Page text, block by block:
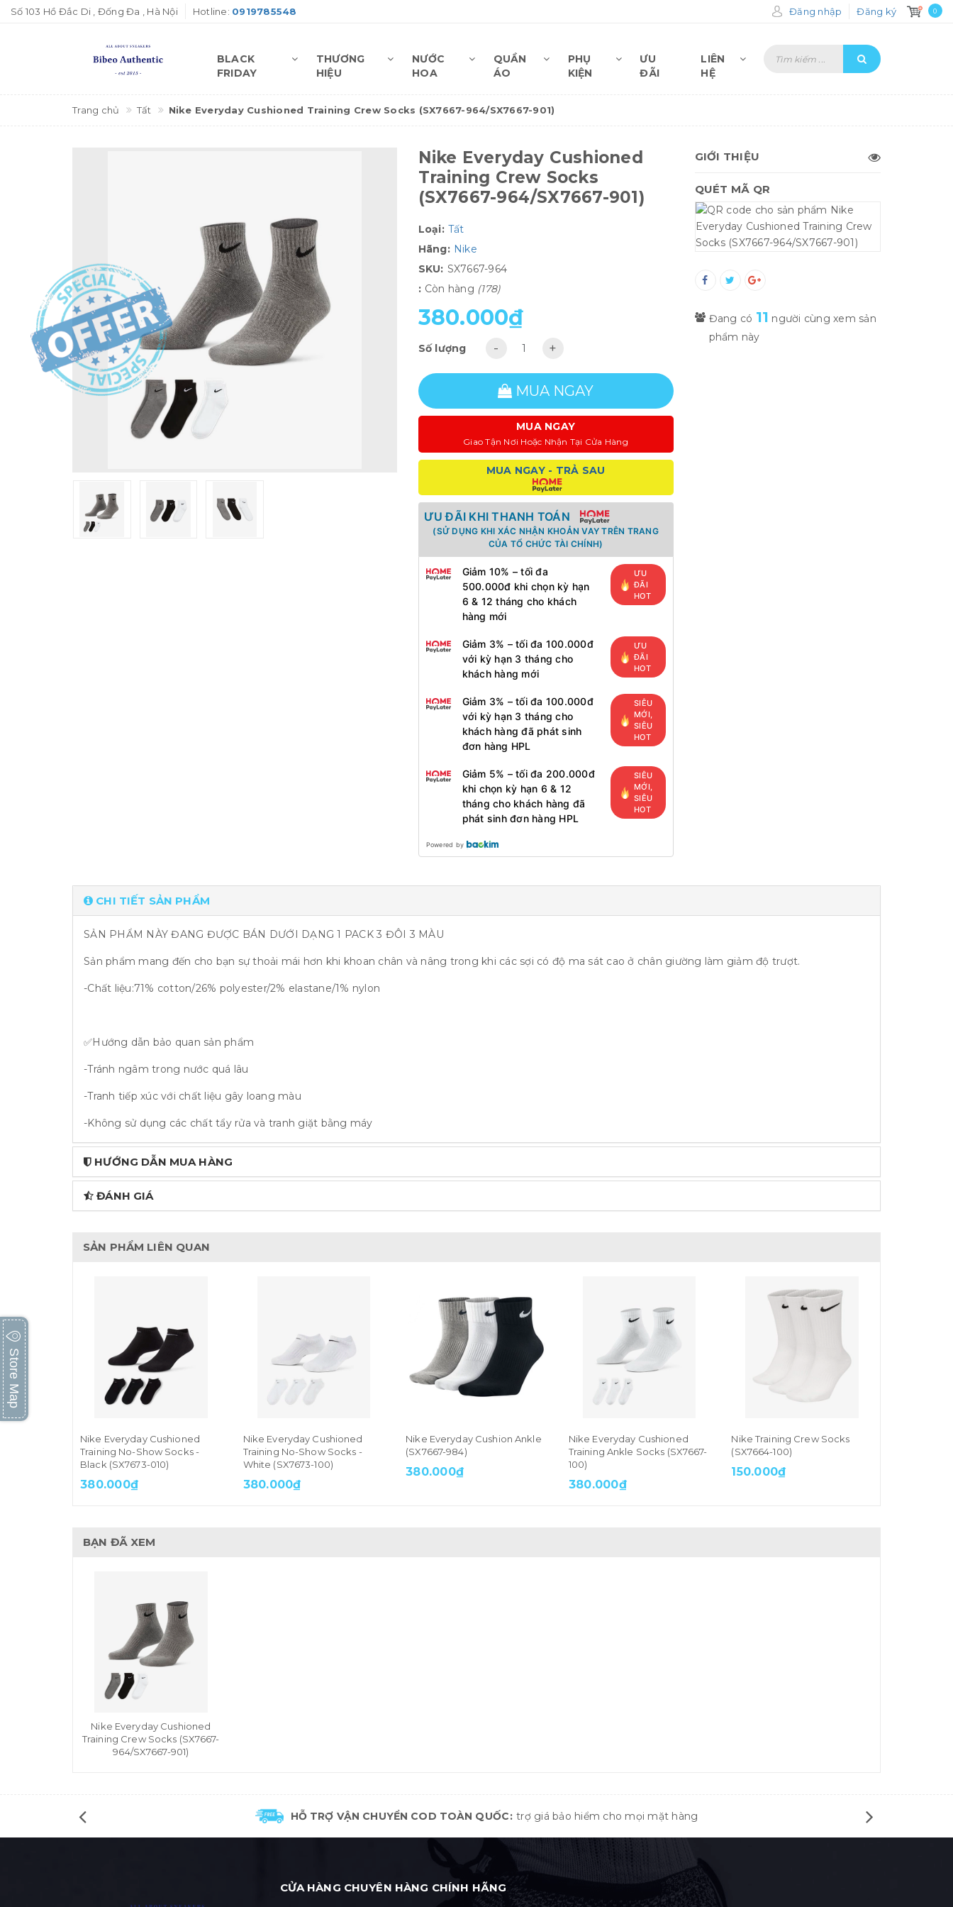
Số 103 Hồ Đắc Di , Đống Đa , Hà Nội Hotline: 0919785548 0
Đăng nhập Đăng ký
BLACK
FRIDAY
THƯƠNG
HIỆU
NƯỚC
HOA
QUẦN
ÁO
PHỤ
KIỆN
ƯU
ĐÃI
LIÊN
HỆ
Trang chủ Tất Nike Everyday Cushioned Training Crew Socks (SX7667-964/SX7667-901)
Nike Everyday Cushioned
Training Crew Socks
(SX7667-964/SX7667-901)
Loại: Tất
Hãng: Nike
SKU: SX7667-964
: Còn hàng (178)
380.000₫
Số lượng - +
MUA NGAY
MUA NGAY
Giao Tận Nơi Hoặc Nhận Tại Cửa Hàng
MUA NGAY - TRẢ SAU
ƯU ĐÃI KHI THANH TOÁN
(SỬ DỤNG KHI XÁC NHẬN KHOẢN VAY TRÊN TRANG
CỦA TỔ CHỨC TÀI CHÍNH)
Giảm 10% – tối đa
500.000đ khi chọn kỳ hạn
6 & 12 tháng cho khách
hàng mới
ƯU
ĐÃI
HOT
Giảm 3% – tối đa 100.000đ
với kỳ hạn 3 tháng cho
khách hàng mới
ƯU
ĐÃI
HOT
Giảm 3% – tối đa 100.000đ
với kỳ hạn 3 tháng cho
khách hàng đã phát sinh
đơn hàng HPL
SIÊU
MỚI,
SIÊU
HOT
Giảm 5% – tối đa 200.000đ
khi chọn kỳ hạn 6 & 12
tháng cho khách hàng đã
phát sinh đơn hàng HPL
SIÊU
MỚI,
SIÊU
HOT
Powered by
GIỚI THIỆU
QUÉT MÃ QR
Đang có 11 người cùng xem sản
phẩm này
CHI TIẾT SẢN PHẨM
SẢN PHẨM NÀY ĐANG ĐƯỢC BÁN DƯỚI DẠNG 1 PACK 3 ĐÔI 3 MÀU
Sản phẩm mang đến cho bạn sự thoải mái hơn khi khoan chân và nâng trong khi các sợi có độ ma sát cao ở chân giường làm giảm độ trượt.
-Chất liệu:71% cotton/26% polyester/2% elastane/1% nylon
✅Hướng dẫn bảo quan sản phẩm
-Tránh ngâm trong nước quá lâu
-Tranh tiếp xúc với chất liệu gây loang màu
-Không sử dụng các chất tẩy rửa và tranh giặt bằng máy
HƯỚNG DẪN MUA HÀNG
ĐÁNH GIÁ
SẢN PHẨM LIÊN QUAN
Nike Everyday Cushioned
Training No-Show Socks -
Black (SX7673-010)
380.000₫
Nike Everyday Cushioned
Training No-Show Socks -
White (SX7673-100)
380.000₫
Nike Everyday Cushion Ankle
(SX7667-984)
380.000₫
Nike Everyday Cushioned
Training Ankle Socks (SX7667-
100)
380.000₫
Nike Training Crew Socks
(SX7664-100)
150.000₫
BẠN ĐÃ XEM
Nike Everyday Cushioned
Training Crew Socks (SX7667-
964/SX7667-901)
HỖ TRỢ VẬN CHUYỂN COD TOÀN QUỐC trợ giá bảo hiểm cho mọi mặt hàng
CỬA HÀNG CHUYÊN HÀNG CHÍNH HÃNG
Store Map